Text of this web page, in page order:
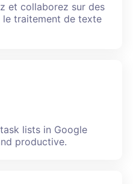
et collaborez sur des
le traitement de texte
lists in Google
productive.